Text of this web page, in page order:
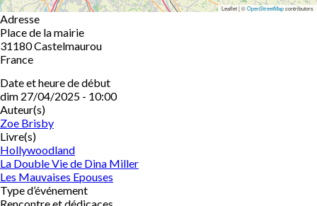
Leaflet | ©OpenStreetMapcontributors
Adresse
Place de la mairie
31180Castelmaurou
France
Date et heure de début
dim 27/04/2025 - 10:00
Auteur(s)
Zoe Brisby
Livre(s)
Hollywoodland
La Double Vie de Dina Miller
Les Mauvaises Epouses
Type d’événement